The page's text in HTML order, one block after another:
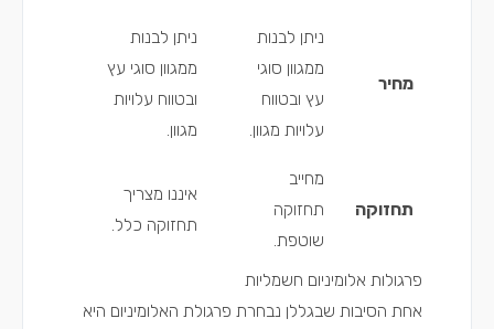
מחיר
ניתן לבנות
ממגוון סוגי
עץ ובטווח
עלויות מגוון.
ניתן לבנות
ממגוון סוגי עץ
ובטווח עלויות
מגוון.
תחזוקה
מחייב
תחזוקה
שוטפת.
איננו מצריך
תחזוקה כלל.
פרגולות אלומיניום חשמליות
אחת הסיבות שבגללן נבחרת פרגולת האלומיניום היא